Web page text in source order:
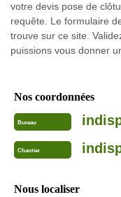
votre devis pose de
requête. Le formulaire
trouve sur ce site.
puissions vous donner
Nos coordonnées
Bureau
Chantier
Nous localiser